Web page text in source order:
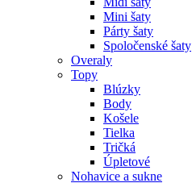
Mini šaty
Párty šaty
Spoločenské šaty
Overaly
Topy
Blúzky
Body
Košele
Tielka
Tričká
Úpletové
Nohavice a sukne